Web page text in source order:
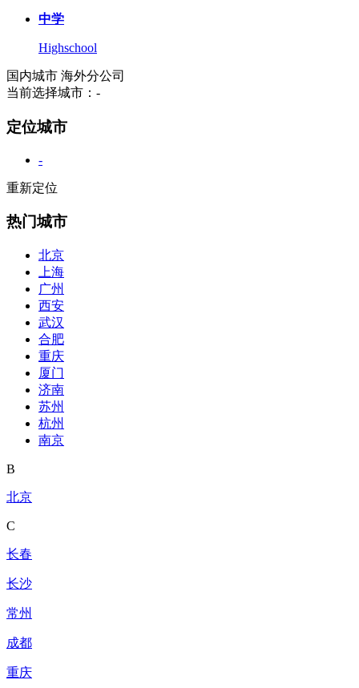
中学
Highschool
国内城市 海外分公司
当前选择城市： -
定位城市
-
重新定位
热门城市
北京
上海
广州
西安
武汉
合肥
重庆
厦门
济南
苏州
杭州
南京
B
北京
C
长春
长沙
常州
成都
重庆